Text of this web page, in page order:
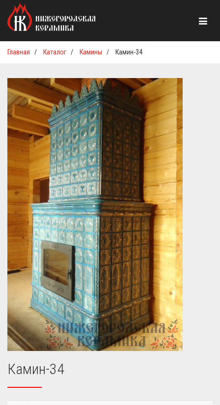
Главная / Каталог / Камины / Камин-34
Камин-34